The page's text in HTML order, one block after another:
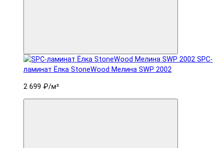
SPC-
ламинат Ëлка StoneWood Мелина SWP 2002
2 699 ₽/м²